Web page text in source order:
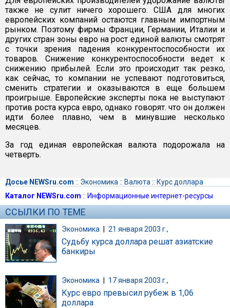
также не сулит ничего хорошего. США для многих
европейских компаний остаются главным импортным
рынком. Поэтому фирмы Франции, Германии, Италии и
других стран зоны евро на рост единой валюты смотрят
с точки зрения падения конкурентоспособности их
товаров. Снижение конкурентоспособности ведет к
снижению прибылей. Если это происходит так резко,
как сейчас, то компании не успевают подготовиться,
сменить стратегии и оказываются в еще большем
проигрыше. Европейские эксперты пока не выступают
против роста курса евро, однако говорят. что он должен
идти более плавно, чем в минувшие несколько
месяцев.
За год единая европейская валюта подорожала на
четверть.
Досье NEWSru.com :: Экономика :: Валюта :: Курс доллара
Каталог NEWSru.com :: Информационные интернет-ресурсы
ССЫЛКИ ПО ТЕМЕ
Экономика | 21 января 2003 г.,
Судьбу курса доллара решат азиатские
банкиры
Экономика 17 января 2003 г.,
Курс евро превысил рубеж в 1,06
доллара